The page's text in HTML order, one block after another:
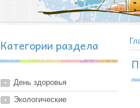
Категории раздела
День здоровья
Экологические